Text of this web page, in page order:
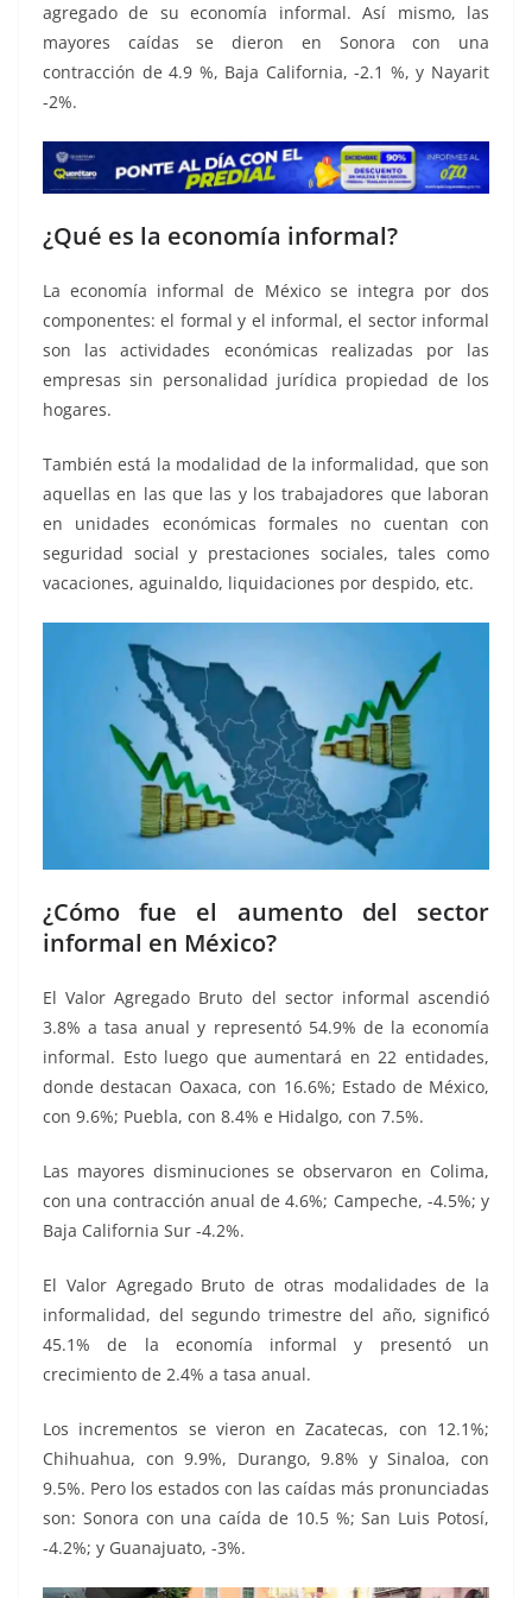
agregado de su economía informal. Así mismo, las
mayores caídas se dieron en Sonora con una
contracción de 4.9 %, Baja California, -2.1 %, y Nayarit
-2%.
¿Qué es la economía informal?
La economía informal de México se integra por dos
componentes: el formal y el informal, el sector informal
son las actividades económicas realizadas por las
empresas sin personalidad jurídica propiedad de los
hogares.
También está la modalidad de la informalidad, que son
aquellas en las que las y los trabajadores que laboran
en unidades económicas formales no cuentan con
seguridad social y prestaciones sociales, tales como
vacaciones, aguinaldo, liquidaciones por despido, etc.
¿Cómo fue el aumento del sector
informal en México?
El Valor Agregado Bruto del sector informal ascendió
3.8% a tasa anual y representó 54.9% de la economía
informal. Esto luego que aumentará en 22 entidades,
donde destacan Oaxaca, con 16.6%; Estado de México,
con 9.6%; Puebla, con 8.4% e Hidalgo, con 7.5%.
Las mayores disminuciones se observaron en Colima,
con una contracción anual de 4.6%; Campeche, -4.5%; y
Baja California Sur -4.2%.
El Valor Agregado Bruto de otras modalidades de la
informalidad, del segundo trimestre del año, significó
45.1% de la economía informal y presentó un
crecimiento de 2.4% a tasa anual.
Los incrementos se vieron en Zacatecas, con 12.1%;
Chihuahua, con 9.9%, Durango, 9.8% y Sinaloa, con
9.5%. Pero los estados con las caídas más pronunciadas
son: Sonora con una caída de 10.5 %; San Luis Potosí,
-4.2%; y Guanajuato, -3%.